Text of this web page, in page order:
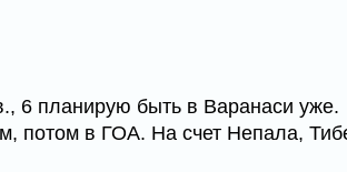
6 планирую быть в Варанаси уже.
потом в ГОА. На счет Непала,